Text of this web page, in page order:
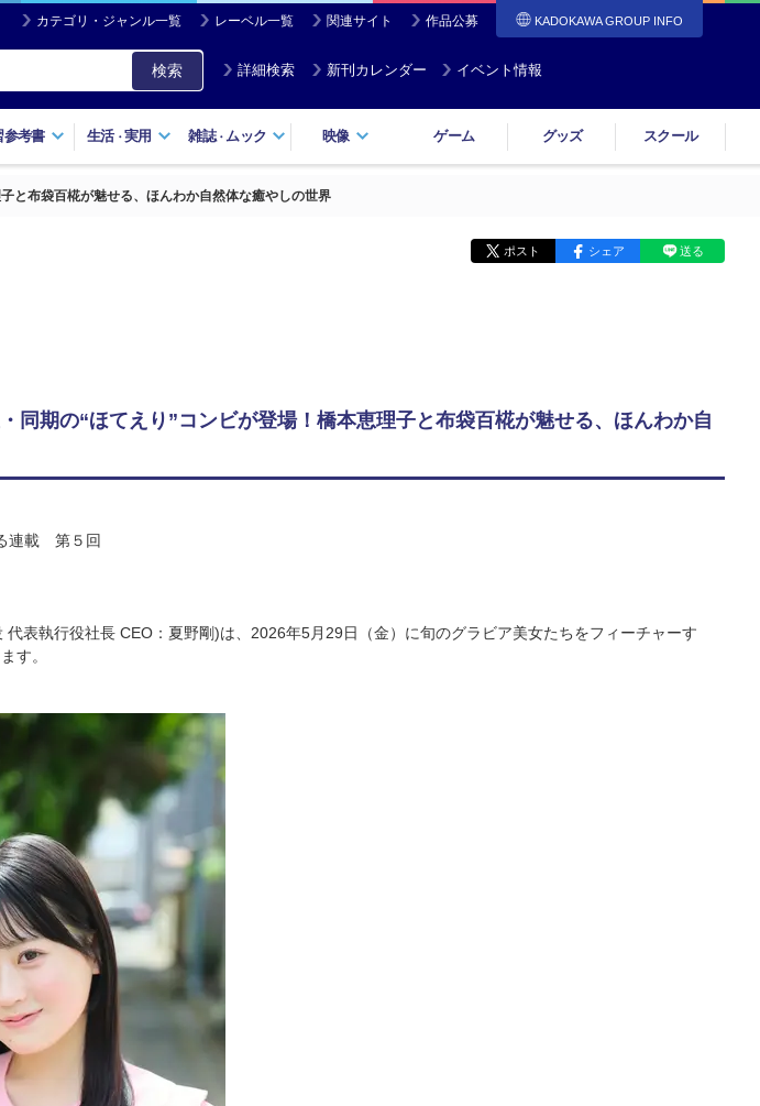
カテゴリ・ジャンル一覧 レーベル一覧 関連サイト 作品公募 KADOKAWA GROUP INFO
検索 詳細検索 新刊カレンダー イベント情報
参考書 生活・実用 雑誌・ ムック 映像 ゲーム グッズ スクール
と布袋百椛が魅せる、ほんわか自然体な癒やしの世界
ポスト シェア 送る
同期の“ほてえり”コンビが登場！橋本恵理子と布袋百椛が魅せる、ほんわか自
連載 第５回
表執行役社長 CEO：夏野剛)は、2026年5月29日（金）に旬のグラビア美女たちをフィーチャーす
す。